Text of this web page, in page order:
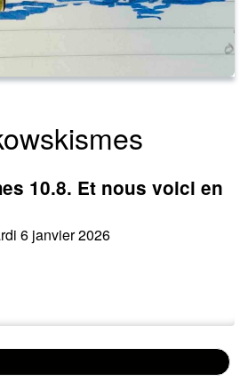
10.8. Et nous voici en
6 janvier 2026